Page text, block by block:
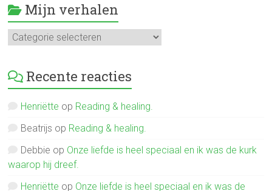
Mijn verhalen
Mijn
verhalen
Recente reacties
Henriëtte op Reading & healing.
Beatrijs op Reading & healing.
Debbie op Onze liefde is heel speciaal en ik was de kurk
waarop hij dreef.
Henriëtte op Onze liefde is heel speciaal en ik was de